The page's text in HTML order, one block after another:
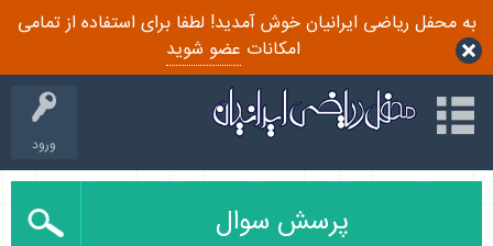
به محفل ریاضی ایرانیان خوش آمدید! لطفا برای استفاده از تمامی
امکانات عضو شوید
ورود
پرسش سوال